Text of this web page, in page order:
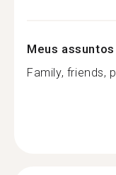
Meus
Family, friends,